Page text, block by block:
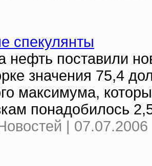
спекулянты
нефть поставили
значения 75,4
максимума,
понадобилось
| 07.07.2006